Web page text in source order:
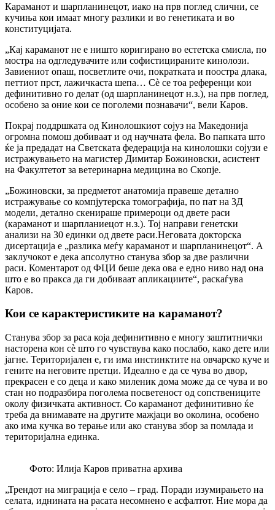
Караманот и шарпланинецот, иако на прв поглед слични, се
кучиња кои имаат многу разлики и во генетиката и во
конституцијата.
„Кај караманот не е ништо коригирано во естетска смисла, по
мостра на одгледувачите или софистицираните кинолози.
Завиениот опаш, посветлите очи, пократката и поостра длака,
петтиот прст, лажичкаста шепа… Сè се тоа референци кои
дефинитивно го делат (од шарпланинецот н.з.), на прв поглед,
особено за оние кои се поголеми познавачи“, вели Каров.
Покрај поддршката од Кинолошкиот сојуз на Македонија
огромна помош добиваат и од научната фела. Во папката што
ќе ја предадат на Светската федерација на кинолошки сојузи е
истражувањето на магистер Димитар Божиновски, асистент
на Факултетот за ветеринарна медицина во Скопје.
„Божиновски, за предметот анатомија правеше детално
истражување со компјутерска томографија, по пат на 3Д
модели, детално скенираше примероци од двете раси
(караманот и шарпланиецот н.з.). Тој направи генетски
анализи на 30 единки од двете раси.Неговата докторска
дисертација е „разлика меѓу караманот и шарпланинецот“. А
заклучокот е дека апсолутно станува збор за две различни
раси. Коментарот од ФЦИ беше дека ова е едно ниво над она
што е во пракса да ги добиваат апликациите“, раскаѓува
Каров.
Кои се карактеристиките на караманот?
Станува збор за раса која дефинитивно е многу заштитнички
насторена кон сѐ што го чувствува како послабо, како дете или
јагне. Територијален е, ги има инстинктите на овчарско куче и
гените на неговите претци. Идеално е да се чува во двор,
прекрасен е со деца и како миленик дома може да се чува и во
стан но подразбира поголема посветеност од сопствениците
околу физичката активност. Со караманот дефинитивно ќе
треба да внимавате на другите мажјаци во околина, особено
ако има кучка во терање или ако станува збор за помлада и
територијална единка.
Фото: Илија Каров приватна архива
„Трендот на миграција е село – град. Поради изумирањето на
селата, иднината на расата несомнено е асфалтот. Ние мора да